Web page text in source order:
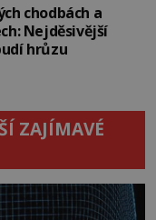
chodbách a
Nejděsivější
hrůzu
ZAJÍMAVÉ